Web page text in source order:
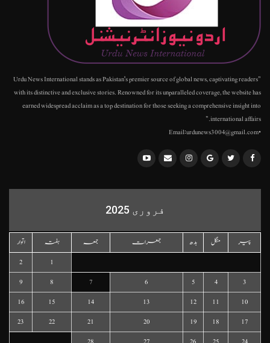
"Urdu News International stands as Pakistan's premier source of global news, captivating readers
with its distinctive and exclusive stories. Renowned for its unparalleled coverage, the website has
earned widespread acclaim as a top destination for those seeking a comprehensive insight into
international affairs."
•Email:urdunews3004@gmail.com
فروری 2025
پیر منگل بدھ جمعرات جمعہ ہفتہ
اتوار
1
2
3
4
5
6
7
8
9
10
11
12
13
14
15
16
17
18
19
20
21
22
23